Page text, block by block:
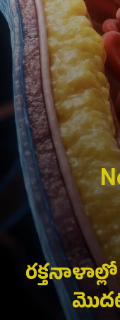
రక్తనాళాల్లో
మొదటి